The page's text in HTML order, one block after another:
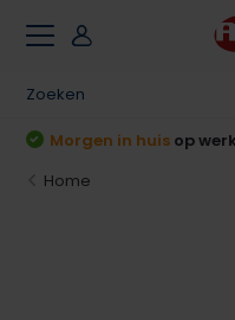
Achteraf
Home